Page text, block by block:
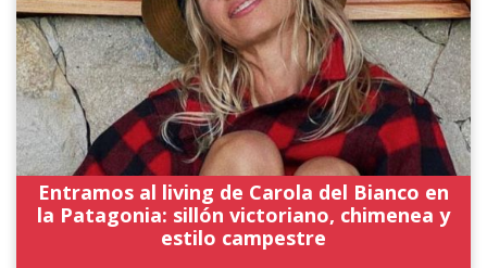
Entramos al living de Carola del Bianco en
la Patagonia: sillón victoriano, chimenea y
estilo campestre